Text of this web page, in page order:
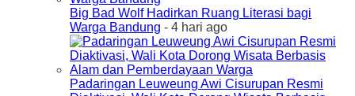
Big Bad Wolf Hadirkan Ruang Literasi bagi
Warga Bandung - 4 hari ago
Padaringan Leuweung Awi Cisurupan Resmi